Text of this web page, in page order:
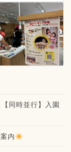
同時並行】入園
内